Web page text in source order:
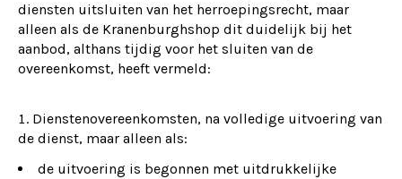
diensten uitsluiten van het herroepingsrecht, maar
alleen als de Kranenburghshop dit duidelijk bij het
aanbod, althans tijdig voor het sluiten van de
overeenkomst, heeft vermeld:
Dienstenovereenkomsten, na volledige uitvoering van
de dienst, maar alleen als:
de uitvoering is begonnen met uitdrukkelijke